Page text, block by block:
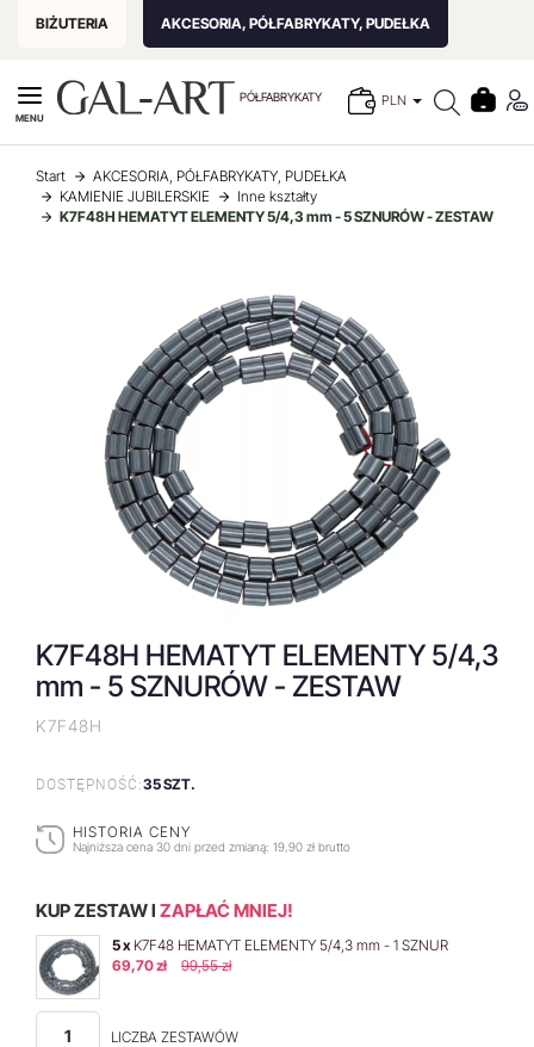
BIŻUTERIA AKCESORIA, PÓŁFABRYKATY, PUDEŁKA
PÓŁFABRYKATY PLN
MENU
Start
AKCESORIA, PÓŁFABRYKATY, PUDEŁKA
KAMIENIE JUBILERSKIE
Inne kształty
K7F48H HEMATYT ELEMENTY 5/4,3 mm - 5 SZNURÓW - ZESTAW
K7F48H HEMATYT ELEMENTY 5/4,3
mm - 5 SZNURÓW - ZESTAW
K7F48H
DOSTĘPNOŚĆ:35 SZT.
HISTORIA CENY
Najniższa cena 30 dni przed zmianą: 19,90 zł brutto
KUP ZESTAW I ZAPŁAĆ MNIEJ!
5 x K7F48 HEMATYT ELEMENTY 5/4,3 mm - 1 SZNUR
69,70 zł
99,55 zł
LICZBA ZESTAWÓW